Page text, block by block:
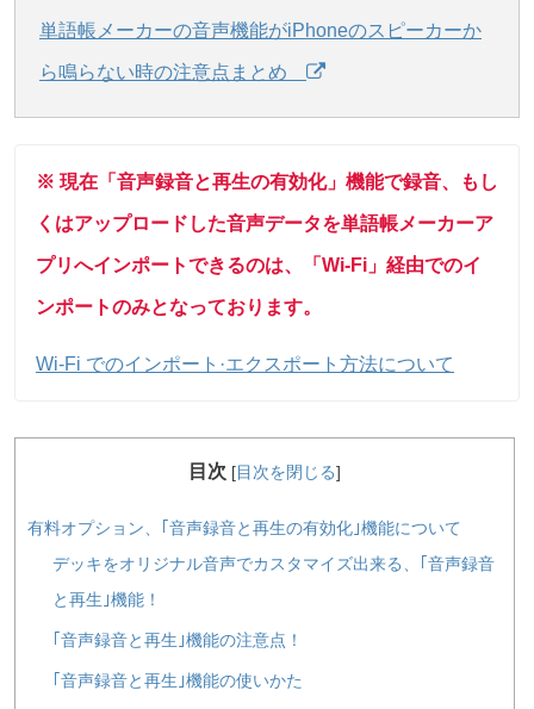
単語帳メーカーの音声機能がiPhoneのスピーカーか
ら鳴らない時の注意点まとめ
※ 現在「音声録音と再生の有効化」機能で録音、もし
くはアップロードした音声データを単語帳メーカーア
プリへインポートできるのは、「Wi-Fi」経由でのイ
ンポートのみとなっております。
Wi-Fi でのインポート·エクスポート方法について
目次 [目次を閉じる]
有料オプション、｢音声録音と再生の有効化｣機能について
デッキをオリジナル音声でカスタマイズ出来る、｢音声録音
と再生｣機能！
｢音声録音と再生｣機能の注意点！
｢音声録音と再生｣機能の使いかた